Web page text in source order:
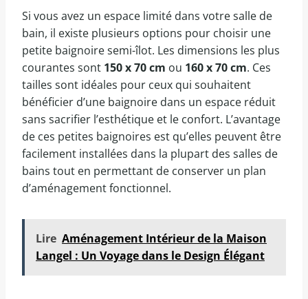
Si vous avez un espace limité dans votre salle de
bain, il existe plusieurs options pour choisir une
petite baignoire semi-îlot. Les dimensions les plus
courantes sont 150 x 70 cm ou 160 x 70 cm. Ces
tailles sont idéales pour ceux qui souhaitent
bénéficier d’une baignoire dans un espace réduit
sans sacrifier l’esthétique et le confort. L’avantage
de ces petites baignoires est qu’elles peuvent être
facilement installées dans la plupart des salles de
bains tout en permettant de conserver un plan
d’aménagement fonctionnel.
Lire Aménagement Intérieur de la Maison
Langel : Un Voyage dans le Design Élégant